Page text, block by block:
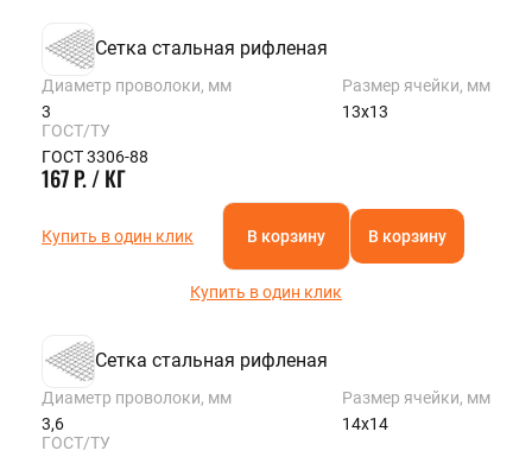
Сетка стальная рифленая
Диаметр проволоки, мм
3
Размер ячейки, мм
13х13
ГОСТ/ТУ
ГОСТ 3306-88
167 Р. / КГ
Купить в один клик В корзину В корзину
Купить в один клик
Сетка стальная рифленая
Диаметр проволоки, мм
3,6
Размер ячейки, мм
14х14
ГОСТ/ТУ